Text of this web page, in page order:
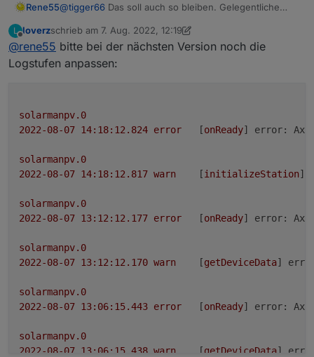
Rene55@tigger66 Das soll auch so bleiben. Gelegentliche
lässt sich auch nicht verhindern. Ich für meinen Teil
denke, der Adapter ist (erstmal) so fertig. Danke für
die tatkräftige Unterstützung.
L
Offline
loverzschrieb am 7. Aug. 2022, 12:19
zuletzt editiert von loverz 8. Juli 2022, 14:20
@rene55 bitte bei der nächsten Version noch die
Logstufen anpassen:
solarmanpv.0
error
	[
onReady] error:
solarmanpv.0
warn
	[
initializeStation]
solarmanpv.0
error
	[
onReady] error:
solarmanpv.0
warn
	[
getDeviceData]
solarmanpv.0
error
	[
onReady] error:
solarmanpv.0
warn
	[
getDeviceData]